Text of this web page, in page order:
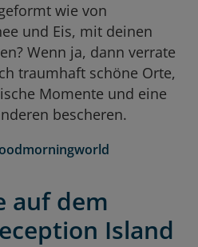
wie von
und Eis, mit deinen
Wenn ja, dann verrate
traumhaft schöne Orte,
Momente und eine
bescheren.
auf dem
Island